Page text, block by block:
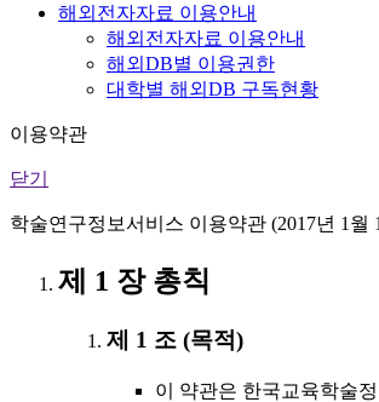
해외전자자료 이용안내
해외전자자료 이용안내
해외DB별 이용권한
대학별 해외DB 구독현황
이용약관
닫기
학술연구정보서비스 이용약관 (2017년 1월
제 1 장 총칙
제 1 조 (목적)
이 약관은 한국교육학술